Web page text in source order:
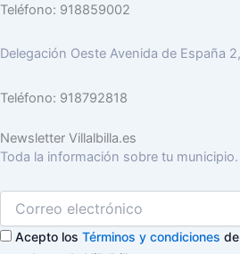
Teléfono: 918859002
Delegación Oeste Avenida de España
Teléfono: 918792818
Newsletter Villalbilla.es
Toda la información sobre tu municipio.
Acepto los Términos y condiciones